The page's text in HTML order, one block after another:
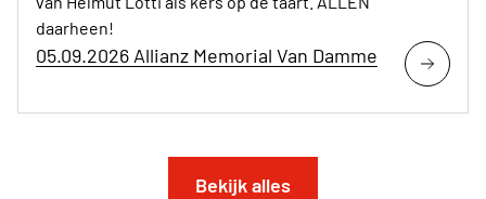
daarheen!
05.09.2026 Allianz Memorial Van Damme
Bekijk alles